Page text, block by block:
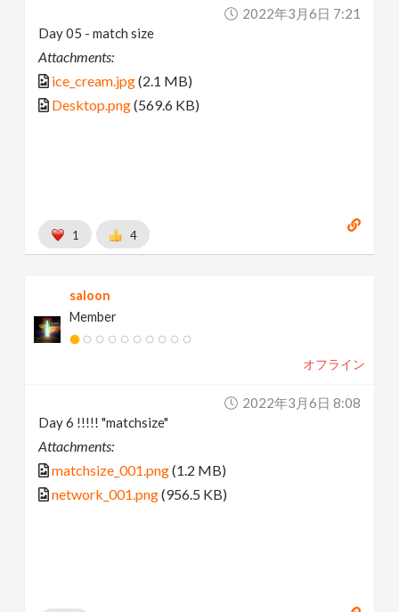
2022年3月6日 7:21
Day 05 - match size
Attachments:
ice_cream.jpg(2.1 MB)
Desktop.png(569.6 KB)
1 4
saloon
Member
オフライン
2022年3月6日 8:08
Day 6 !!!!! "matchsize"
Attachments:
matchsize_001.png(1.2 MB)
network_001.png(956.5 KB)